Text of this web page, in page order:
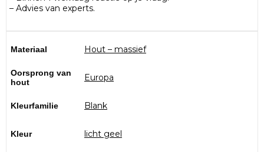
– Advies van experts.
Materiaal Hout – massief
Oorsprong van
hout
Europa
Kleurfamilie Blank
Kleur licht geel